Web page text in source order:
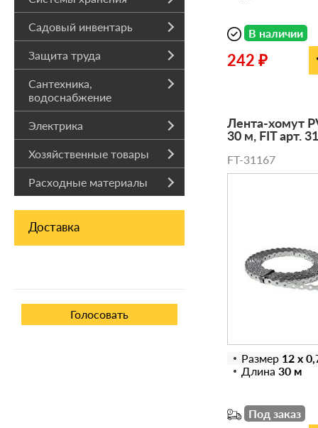
Садовый инвентарь
Защита труда
Сантехника,
водоснабжение
Электрика
Хозяйственные товары
Расходные материалы
Доставка
В наличии
242 ₽
Лента-хомут
30 м, FIT арт.
FT-31167
Размер 12 х
Длина 30 м
Под заказ